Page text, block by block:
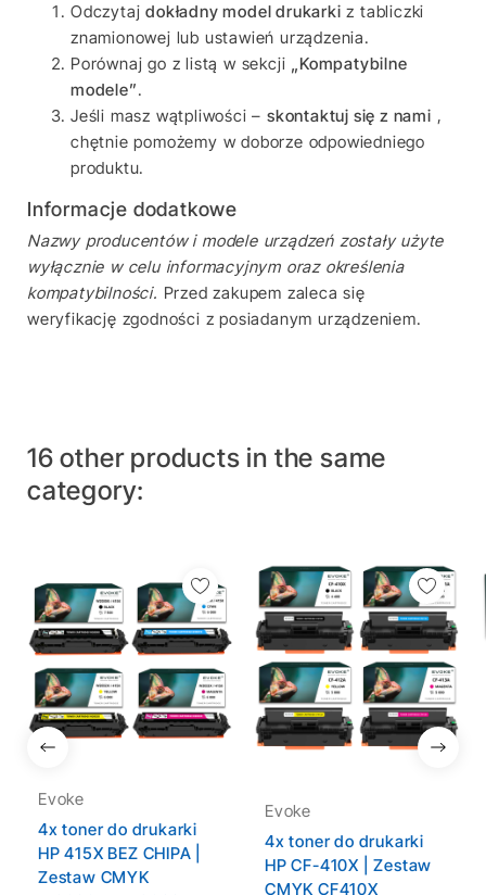
Odczytajdokładny model drukarki z tabliczki
znamionowej lub ustawień urządzenia.
Porównaj go z listą w sekcji „Kompatybilne
modele”.
Jeśli masz wątpliwości – skontaktuj się z nami ,
chętnie pomożemy w doborze odpowiedniego
produktu.
Informacje dodatkowe
Nazwy producentów i modele urządzeń zostały użyte
wyłącznie w celu informacyjnym oraz określenia
kompatybilności. Przed zakupem zaleca się
weryfikację zgodności z posiadanym urządzeniem.
16 other products in the same
category:
Evoke
4x toner do drukarki
HP 415X BEZ CHIPA |
Zestaw CMYK
Evoke
4x toner do drukarki
HP CF-410X | Zestaw
CMYK CF410X